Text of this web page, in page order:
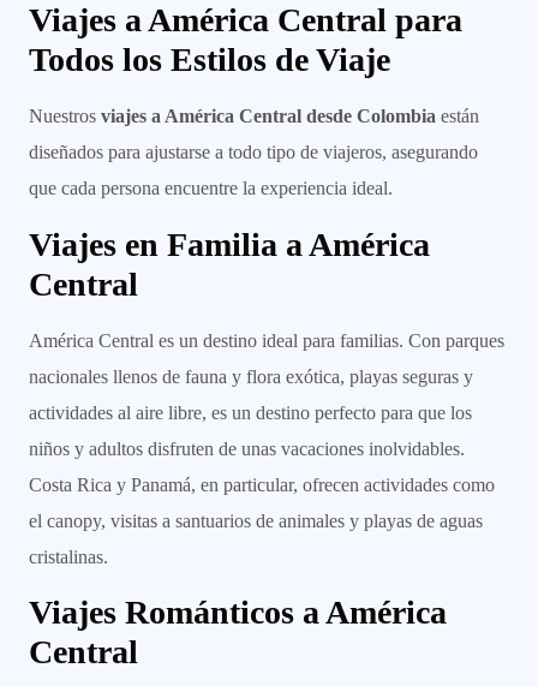
Viajes a América Central para
Todos los Estilos de Viaje
Nuestros viajes a América Central desde Colombia están
diseñados para ajustarse a todo tipo de viajeros, asegurando
que cada persona encuentre la experiencia ideal.
Viajes en Familia a América
Central
América Central es un destino ideal para familias. Con parques
nacionales llenos de fauna y flora exótica, playas seguras y
actividades al aire libre, es un destino perfecto para que los
niños y adultos disfruten de unas vacaciones inolvidables.
Costa Rica y Panamá, en particular, ofrecen actividades como
el canopy, visitas a santuarios de animales y playas de aguas
cristalinas.
Viajes Románticos a América
Central